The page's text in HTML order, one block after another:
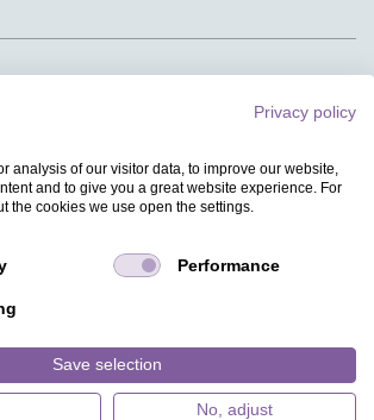
Privacy policy
analysis of our visitor data, to improve our website,
and to give you a great website experience. For
the cookies we use open the settings.
Performance
Save selection
No, adjust